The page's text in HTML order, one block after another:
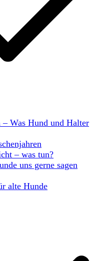
Was Hund und Halter
– was tun?
uns gerne sagen
alte Hunde